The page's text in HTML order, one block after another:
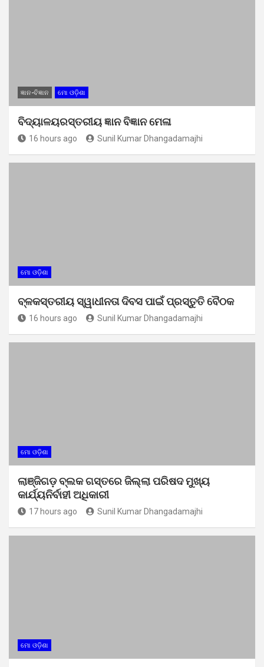
ଜ୍ଞାନ-ବିଜ୍ଞାନ ମୋ ଓଡ଼ିଶା
ବିଦ୍ୟାଳୟରସ୍ତରୀୟ ଜ୍ଞାନ ବିଜ୍ଞାନ ମେଳା
16 hours ago Sunil Kumar Dhangadamajhi
ମୋ ଓଡ଼ିଶା
ବ୍ଳକସ୍ତରୀୟ ସ୍ୱାଧୀନତା ଦିବସ ପାଇଁ ପ୍ରସ୍ତୁତି ବୈଠକ
16 hours ago Sunil Kumar Dhangadamajhi
ମୋ ଓଡ଼ିଶା
ଲାଞ୍ଜିଗଡ଼ ବ୍ଲକ ଗସ୍ତରେ ଜିଲ୍ଲା ପରିଷଦ ମୁଖ୍ୟ
କାର୍ଯ୍ୟନିର୍ବାହୀ ଅଧିକାରୀ
17 hours ago Sunil Kumar Dhangadamajhi
ମୋ ଓଡ଼ିଶା